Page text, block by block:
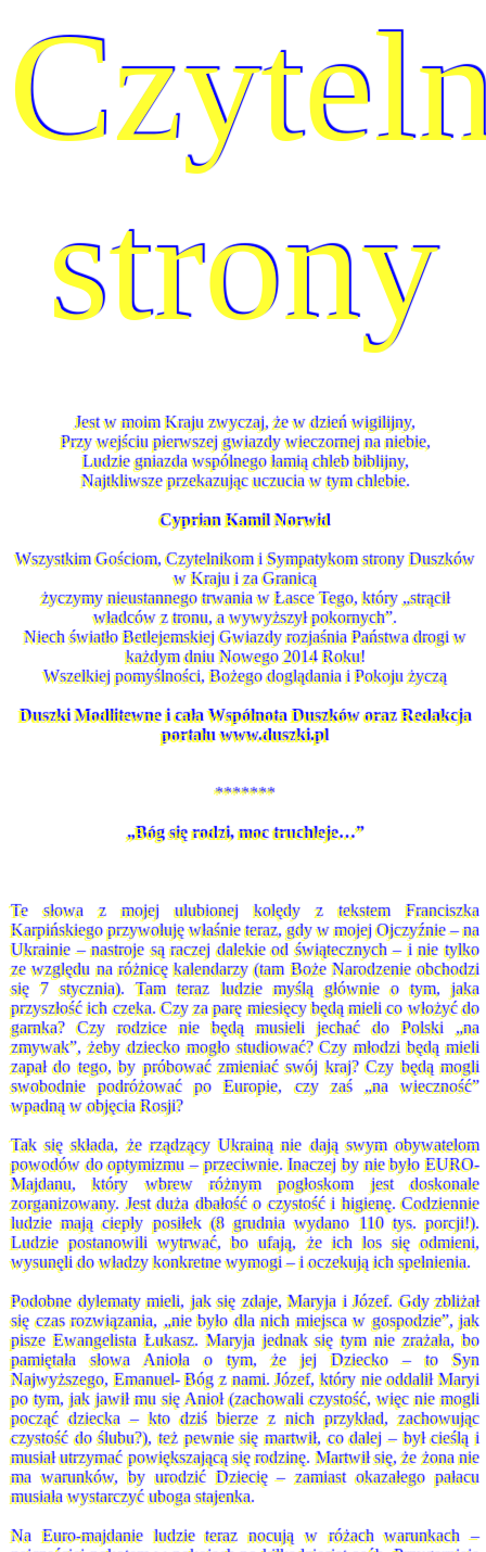
strony
Jest w moim Kraju zwyczaj, że w dzień wigilijny,
Przy wejściu pierwszej gwiazdy wieczornej na niebie,
Ludzie gniazda wspólnego łamią chleb biblijny,
Najtkliwsze przekazując uczucia w tym chlebie.
Cyprian Kamil Norwid
Wszystkim Gościom, Czytelnikom i Sympatykom strony Duszków
w Kraju i za Granicą
życzymy nieustannego trwania w Łasce Tego, który „strącił
władców z tronu, a wywyższył pokornych”.
Niech światło Betlejemskiej Gwiazdy rozjaśnia Państwa drogi w
każdym dniu Nowego 2014 Roku!
Wszelkiej pomyślności, Bożego doglądania i Pokoju życzą
Duszki Modlitewne i cała Wspólnota Duszków oraz Redakcja
portalu www.duszki.pl
*******
„Bóg się rodzi, moc truchleje…”
Te słowa z mojej ulubionej kolędy z tekstem Franciszka
Karpińskiego przywołuję właśnie teraz, gdy w mojej Ojczyźnie – na
Ukrainie – nastroje są raczej dalekie od świątecznych – i nie tylko
ze względu na różnicę kalendarzy (tam Boże Narodzenie obchodzi
się 7 stycznia). Tam teraz ludzie myślą głównie o tym, jaka
przyszłość ich czeka. Czy za parę miesięcy będą mieli co włożyć do
garnka? Czy rodzice nie będą musieli jechać do Polski „na
zmywak”, żeby dziecko mogło studiować? Czy młodzi będą mieli
zapał do tego, by próbować zmieniać swój kraj? Czy będą mogli
swobodnie podróżować po Europie, czy zaś „na wieczność”
wpadną w objęcia Rosji?
Tak się składa, że rządzący Ukrainą nie dają swym obywatelom
powodów do optymizmu – przeciwnie. Inaczej by nie było EURO-
Majdanu, który wbrew różnym pogłoskom jest doskonale
zorganizowany. Jest duża dbałość o czystość i higienę. Codziennie
ludzie mają ciepły posiłek (8 grudnia wydano 110 tys. porcji!).
Ludzie postanowili wytrwać, bo ufają, że ich los się odmieni,
wysunęli do władzy konkretne wymogi – i oczekują ich spełnienia.
Podobne dylematy mieli, jak się zdaje, Maryja i Józef. Gdy zbliżał
się czas rozwiązania, „nie było dla nich miejsca w gospodzie”, jak
pisze Ewangelista Łukasz. Maryja jednak się tym nie zrażała, bo
pamiętała słowa Anioła o tym, że jej Dziecko – to Syn
Najwyższego, Emanuel- Bóg z nami. Józef, który nie oddalił Maryi
po tym, jak jawił mu się Anioł (zachowali czystość, więc nie mogli
począć dziecka – kto dziś bierze z nich przykład, zachowując
czystość do ślubu?), też pewnie się martwił, co dalej – był cieślą i
musiał utrzymać powiększającą się rodzinę. Martwił się, że żona nie
ma warunków, by urodzić Dziecię – zamiast okazałego pałacu
musiała wystarczyć uboga stajenka.
Na Euro-majdanie ludzie teraz nocują w różach warunkach –